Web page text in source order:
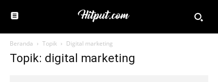
Beranda Topik Digital marketing
Topik: digital marketing